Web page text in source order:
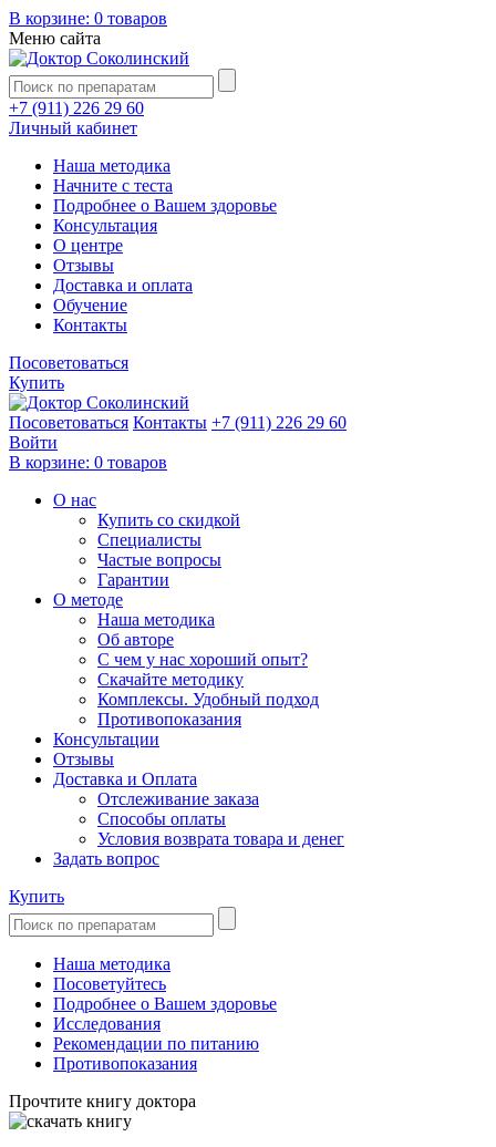
В корзине: 0 товаров
Меню сайта
+7 (911) 226 29 60
Личный кабинет
Наша методика
Начните с теста
Подробнее о Вашем здоровье
Консультация
О центре
Отзывы
Доставка и оплата
Обучение
Контакты
Посоветоваться
Купить
Посоветоваться Контакты +7 (911) 226 29 60
Войти
В корзине: 0 товаров
О нас
Купить со скидкой
Специалисты
Частые вопросы
Гарантии
О методе
Наша методика
Об авторе
С чем у нас хороший опыт?
Скачайте методику
Комплексы. Удобный подход
Противопоказания
Консультации
Отзывы
Доставка и Оплата
Отслеживание заказа
Способы оплаты
Условия возврата товара и денег
Задать вопрос
Купить
Наша методика
Посоветуйтесь
Подробнее о Вашем здоровье
Исследования
Рекомендации по питанию
Противопоказания
Прочтите книгу доктора